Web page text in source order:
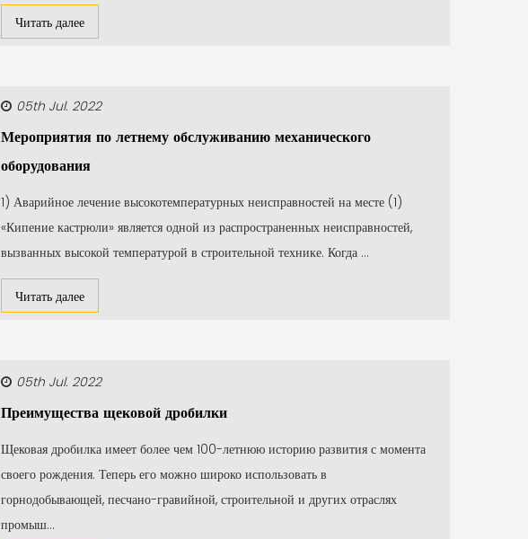
Читать далее
05th Jul. 2022
Мероприятия по летнему обслуживанию механического
оборудования
1) Аварийное лечение высокотемпературных неисправностей на месте (1)
«Кипение кастрюли» является одной из распространенных неисправностей,
вызванных высокой температурой в строительной технике. Когда ...
Читать далее
05th Jul. 2022
Преимущества щековой дробилки
Щековая дробилка имеет более чем 100-летнюю историю развития с момента
своего рождения. Теперь его можно широко использовать в
горнодобывающей, песчано-гравийной, строительной и других отраслях
промыш...